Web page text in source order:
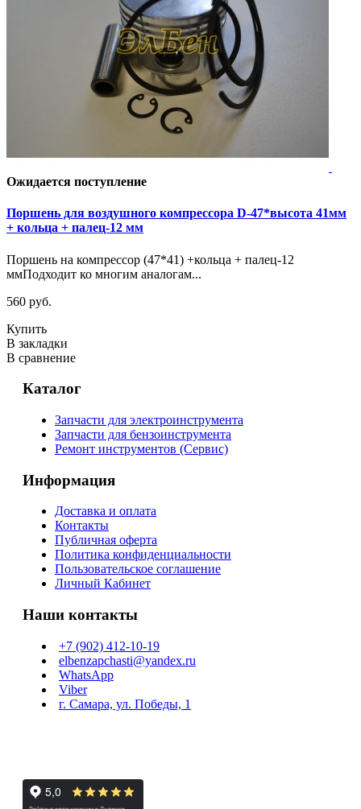
Ожидается поступление
Поршень для воздушного компрессора D-47*высота 41мм
+ кольца + палец-12 мм
Поршень на компрессор (47*41) +кольца + палец-12
ммПодходит ко многим аналогам...
560 руб.
Купить
В закладки
В сравнение
Каталог
Запчасти для электроинструмента
Запчасти для бензоинструмента
Ремонт инструментов (Сервис)
Информация
Доставка и оплата
Контакты
Публичная оферта
Политика конфиденциальности
Пользовательское соглашение
Личный Кабинет
Наши контакты
+7 (902) 412-10-19
elbenzapchasti@yandex.ru
WhatsApp
Viber
г. Самара, ул. Победы, 1